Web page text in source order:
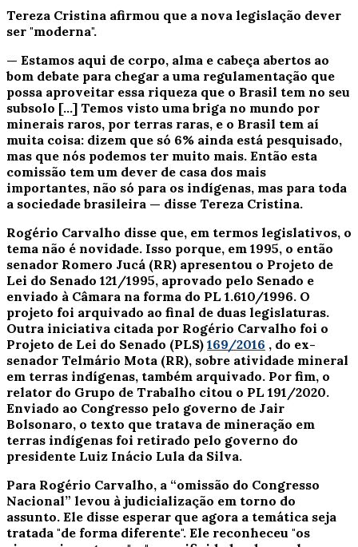
Tereza Cristina afirmou que a nova legislação dever
ser "moderna".
— Estamos aqui de corpo, alma e cabeça abertos ao
bom debate para chegar a uma regulamentação que
possa aproveitar essa riqueza que o Brasil tem no seu
subsolo [...] Temos visto uma briga no mundo por
minerais raros, por terras raras, e o Brasil tem aí
muita coisa: dizem que só 6% ainda está pesquisado,
mas que nós podemos ter muito mais. Então esta
comissão tem um dever de casa dos mais
importantes, não só para os indígenas, mas para toda
a sociedade brasileira — disse Tereza Cristina.
Rogério Carvalho disse que, em termos legislativos, o
tema não é novidade. Isso porque, em 1995, o então
senador Romero Jucá (RR) apresentou o Projeto de
Lei do Senado 121/1995, aprovado pelo Senado e
enviado à Câmara na forma do PL 1.610/1996. O
projeto foi arquivado ao final de duas legislaturas.
Outra iniciativa citada por Rogério Carvalho foi o
Projeto de Lei do Senado (PLS) 169/2016 , do ex-
senador Telmário Mota (RR), sobre atividade mineral
em terras indígenas, também arquivado. Por fim, o
relator do Grupo de Trabalho citou o PL 191/2020.
Enviado ao Congresso pelo governo de Jair
Bolsonaro, o texto que tratava de mineração em
terras indígenas foi retirado pelo governo do
presidente Luiz Inácio Lula da Silva.
Para Rogério Carvalho, a “omissão do Congresso
Nacional” levou à judicialização em torno do
assunto. Ele disse esperar que agora a temática seja
tratada "de forma diferente". Ele reconheceu "os